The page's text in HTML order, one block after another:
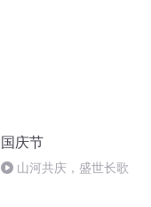
国庆节
山河共庆，盛世长歌